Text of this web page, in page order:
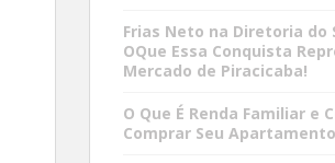
Frias Neto na Diretoria do
OQue Essa Conquista
Mercado de Piracicaba!
O Que É Renda Familiar e
Comprar Seu Apartamento